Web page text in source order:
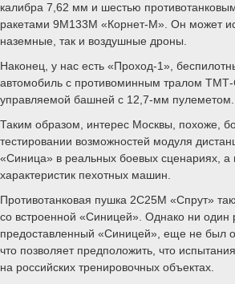
калибра 7,62 мм и шестью
ракетами 9М133М «Корнет-М». Он может
наземные, так и воздушные дроны.
Наконец, у нас есть «Проход-1»,
автомобиль с противоминным тралом
управляемой башней с 12,7-мм пулеметом.
Таким образом, интерес Москвы, похоже,
тестировании возможностей модуля
«Синица» в реальных боевых сценариях, а
характеристик пехотных машин.
Противотанковая пушка 2С25М «Спрут»
со встроенной «Синицей». Однако ни один
предоставленный «Синицей», еще не был
что позволяет предположить, что
на российских тренировочных объектах.